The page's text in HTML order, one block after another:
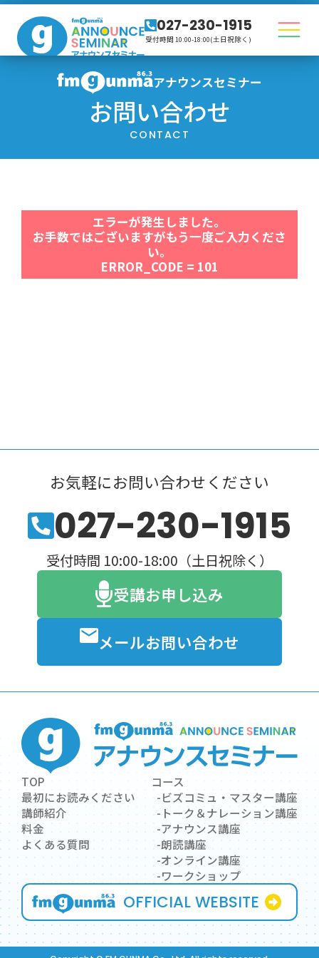
027-230-1915
受付時間 10:00-18:00(土日祝除く)
アナウンスセミナー
お問い合わせ
CONTACT
エラーが発生しました。
お手数ではございますがもう一度ご入力くださ
い。
ERROR_CODE = 101
お気軽にお問い合わせください
027-230-1915
受付時間 10:00-18:00（土日祝除く）
受講お申し込み
メールお問い合わせ
TOP
最初にお読みください
講師紹介
料金
よくある質問
コース
ビズコミュ・マスター講座
トーク＆ナレーション講座
アナウンス講座
朗読講座
オンライン講座
ワークショップ
OFFICIAL WEBSITE